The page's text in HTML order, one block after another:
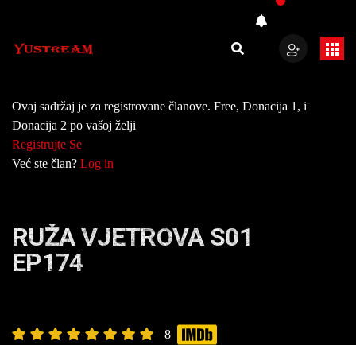
Ovaj sadržaj je za registrovane članove. Free, Donacija 1, i
Donacija 2 po vašoj želji
Registrujte Se
Već ste član? Log in
RUŽA VJETROVA S01
EP174
8